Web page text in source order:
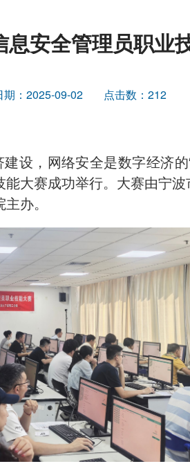
安全管理员职业
期：2025-09-02 点击数： 212
设，网络安全是数字经济
大赛成功举行。大赛由宁
办。